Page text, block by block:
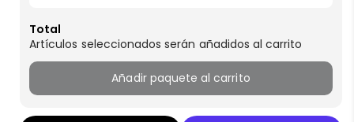
patin
Total
Artículos seleccionados serán añadidos al carrito
Añadir paquete al carrito